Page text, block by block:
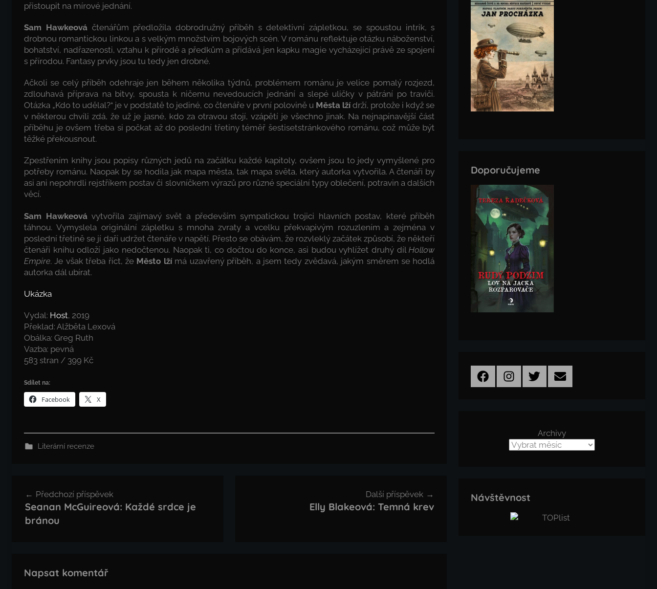
přistoupit na mírové jednání.
Sam Hawkeová čtenářům předložila dobrodružný příběh s detektivní zápletkou, se spoustou intrik, s
drobnou romantickou linkou a s velkým množstvím bojových scén. V románu reflektuje otázku náboženství,
bohatství, nadřazenosti, vztahu k přírodě a předkům a přidává jen kapku magie vycházející právě ze spojení
s přírodou. Fantasy prvky jsou tu tedy jen drobné.
Ačkoli se celý příběh odehraje jen během několika týdnů, problémem románu je velice pomalý rozjezd,
zdlouhavá příprava na bitvy, spousta k ničemu nevedoucích jednání a slepé uličky v pátrání po traviči.
Otázka „Kdo to udělal?“ je v podstatě to jediné, co čtenáře v první polovině u Města lží drží, protože i když se
v některou chvíli zdá, že už je jasné, kdo za otravou stojí, vzápětí je všechno jinak. Na nejnapínavější část
příběhu je ovšem třeba si počkat až do poslední třetiny téměř šestisetstránkového románu, což může být
těžké překousnout.
Zpestřením knihy jsou popisy různých jedů na začátku každé kapitoly, ovšem jsou to jedy vymyšlené pro
potřeby románu. Naopak by se hodila jak mapa města, tak mapa světa, který autorka vytvořila. A čtenáři by
asi ani nepohrdli rejstříkem postav či slovníčkem výrazů pro různé speciální typy oblečení, potravin a dalších
věcí.
Sam Hawkeová vytvořila zajímavý svět a především sympatickou trojici hlavních postav, které příběh
táhnou. Vymyslela originální zápletku s mnoha zvraty a vcelku překvapivým rozuzlením a zejména v
poslední třetině se jí daří udržet čtenáře v napětí. Přesto se obávám, že rozvleklý začátek způsobí, že někteří
čtenáři knihu odloží jako nedočtenou. Naopak ti, co dočtou do konce, asi budou vyhlížet druhý dílHollow
Empire. Je však třeba říct, že Město lžímá uzavřený příběh, a jsem tedy zvědavá, jakým směrem se hodlá
autorka dál ubírat.
Ukázka
Vydal: Host, 2019
Překlad: Alžběta Lexová
Obálka: Greg Ruth
Vazba: pevná
583 stran / 399 Kč
Sdílet na:
Facebook X
Literární recenze
pro
příspěvek
Předchozí příspěvek
Seanan McGuireová: Každé srdce je
bránou
Další příspěvek
Elly Blakeová: Temná krev
Napsat komentář
Doporučujeme
FacebookInstagramTwitterEmail
Archivy
Návštěvnost